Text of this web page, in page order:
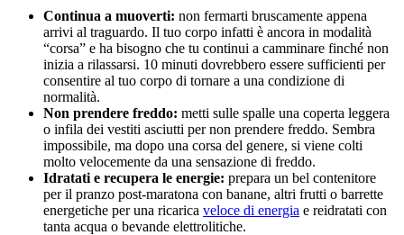
Continua a muoverti: non fermarti bruscamente appena
arrivi al traguardo. Il tuo corpo infatti è ancora in modalità
“corsa” e ha bisogno che tu continui a camminare finché non
inizia a rilassarsi. 10 minuti dovrebbero essere sufficienti per
consentire al tuo corpo di tornare a una condizione di
normalità.
Non prendere freddo: metti sulle spalle una coperta leggera
o infila dei vestiti asciutti per non prendere freddo. Sembra
impossibile, ma dopo una corsa del genere, si viene colti
molto velocemente da una sensazione di freddo.
Idratati e recupera le energie: prepara un bel contenitore
per il pranzo post-maratona con banane, altri frutti o barrette
energetiche per una ricarica veloce di energia e reidratati con
tanta acqua o bevande elettrolitiche.